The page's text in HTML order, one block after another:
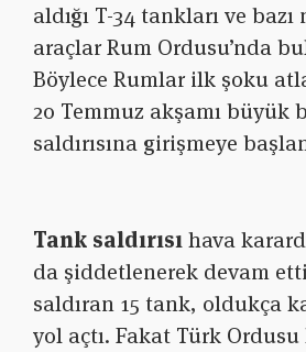
aldığı T-34 tankları ve
araçlar Rum Ordusu’nda
Böylece Rumlar ilk şoku
20 Temmuz akşamı büyük
saldırısına girişmeye
Tank saldırısıhava
da şiddetlenerek devam
saldıran 15 tank, oldukça
yol açtı. Fakat Türk Ordusu